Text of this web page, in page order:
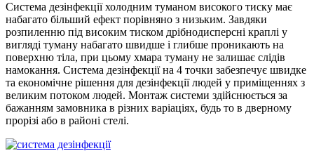
Система дезінфекції холодним туманом високого тиску має
набагато більший ефект порівняно з низьким. Завдяки
розпиленню під високим тиском дрібнодисперсні краплі у
вигляді туману набагато швидше і глибше проникають на
поверхню тіла, при цьому хмара туману не залишає слідів
намокання. Система дезінфекції на 4 точки забезпечує швидке
та економічне рішення для дезінфекції людей у приміщеннях з
великим потоком людей. Монтаж системи здійснюється за
бажанням замовника в різних варіаціях, будь то в дверному
прорізі або в районі стелі.